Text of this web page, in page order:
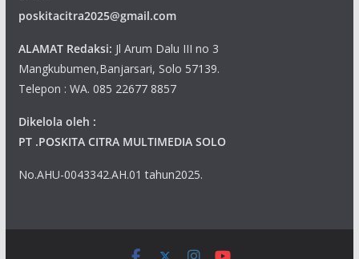
poskitacitra2025@gmail.com
ALAMAT Redaksi: Jl Arum Dalu III no 3
Mangkubumen,Banjarsari, Solo 57139.
Telepon : WA. 085 22677 8857
Dikelola oleh :
PT .POSKITA CITRA MULTIMEDIA SOLO
No.AHU-0043342.AH.01 tahun2025.